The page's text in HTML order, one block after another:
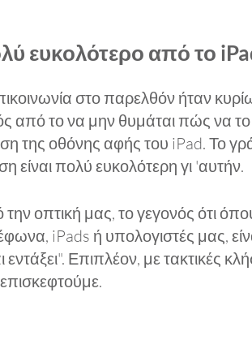
ευκολότερο από το
στο παρελθόν ήταν
από το να μην θυμάται πώς να το
της οθόνης αφής του iPad. Το
είναι πολύ ευκολότερη γι 'αυτήν.
οπτική μας, το γεγονός ότι
iPads ή υπολογιστές μας,
εντάξει". Επιπλέον, με τακτικές